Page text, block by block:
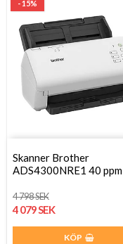
- 15%
Skanner Brother
ADS4300NRE1 40 ppm
4 798 SEK
4 079 SEK
KÖP